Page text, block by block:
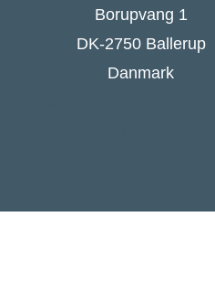
Borupvang 1
DK-2750 Ballerup
Danmark